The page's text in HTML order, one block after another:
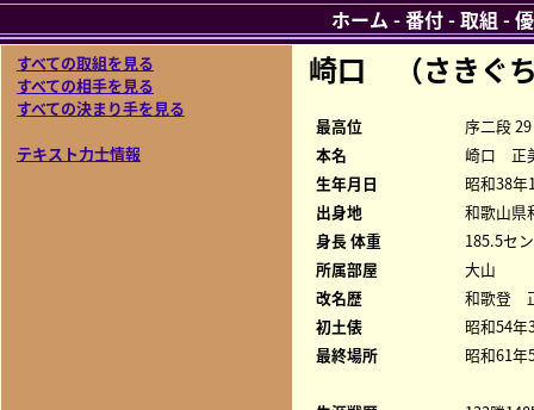
すべての取組を見る
すべての相手を見る
すべての決まり手を見る
テキスト力士情報
崎口 （さきぐ
最高位
序二段 29
本名
崎口 正
生年月日
昭和38年
出身地
和歌山県
身長 体重
185.5セ
所属部屋
大山
改名歴
和歌登
初土俵
昭和54年
最終場所
昭和61年
ホーム -番付-取組 -